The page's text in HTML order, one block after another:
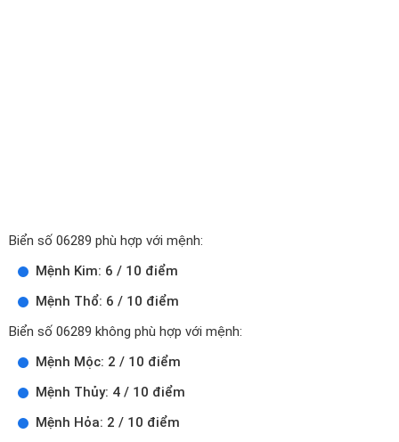
Biển số 06289 phù hợp với mệnh:
Mệnh Kim: 6 / 10 điểm
Mệnh Thổ: 6 / 10 điểm
Biển số 06289 không phù hợp với mệnh:
Mệnh Mộc: 2 / 10 điểm
Mệnh Thủy: 4 / 10 điểm
Mệnh Hỏa: 2 / 10 điểm